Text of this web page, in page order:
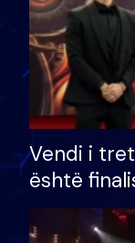
Vendi i
është